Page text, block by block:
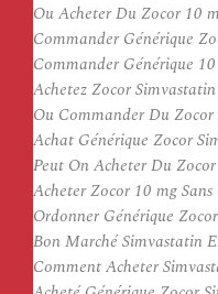
Ou Acheter Du Zocor 10
Commander Générique
Commander Générique
Achetez Zocor
Ou Commander Du Zocor
Achat Générique Zocor
Peut On Acheter Du
Acheter Zocor 10 mg
Ordonner Générique
Bon Marché Simvastatin
Comment Acheter